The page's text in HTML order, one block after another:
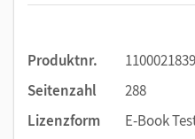
Produktnr.
1100021839
Seitenzahl
288
Lizenzform
E-Book